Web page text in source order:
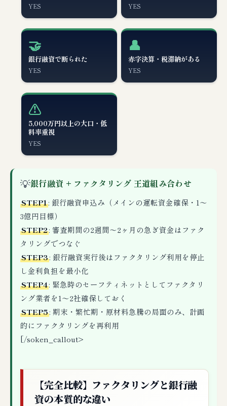
YES YES
🤝
銀行融資で断られた
YES
👤
赤字決算・税滞納がある
YES
⚠️
5,000万円以上の大口・低
料率重視
YES
💡銀行融資 + ファクタリング 王道組み合わせ
STEP1: 銀行融資申込み（メインの運転資金確保・1〜
3億円目標）
STEP2: 審査期間の2週間〜2ヶ月の急ぎ資金はファク
タリングでつなぐ
STEP3: 銀行融資実行後はファクタリング利用を停止
し金利負担を最小化
STEP4: 緊急時のセーフティネットとしてファクタリ
ング業者を1〜2社確保しておく
STEP5: 期末・繁忙期・原材料急騰の局面のみ、計画
的にファクタリングを再利用
[/soken_callout>
【完全比較】ファクタリングと銀行融
資の本質的な違い